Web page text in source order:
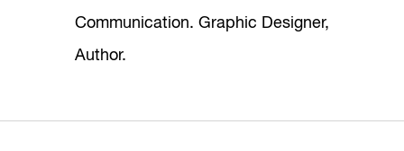
Communication. Graphic Designer,
Author.